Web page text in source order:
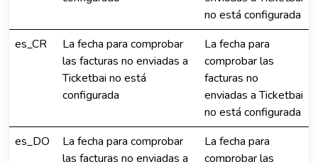
no está configurada
es_CR
La fecha para comprobar
las facturas no enviadas a
Ticketbai no está
configurada
La fecha para
comprobar las
facturas no
enviadas a Ticketbai
no está configurada
es_DO
La fecha para comprobar
las facturas no enviadas a
La fecha para
comprobar las